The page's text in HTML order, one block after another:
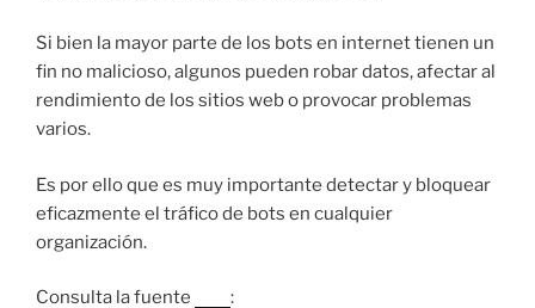
Si bien la mayor parte de los bots en internet tienen un
fin no malicioso, algunos pueden robar datos, afectar al
rendimiento de los sitios web o provocar problemas
varios.
Es por ello que es muy importante detectar y bloquear
eficazmente el tráfico de bots en cualquier
organización.
Consulta la fuente :